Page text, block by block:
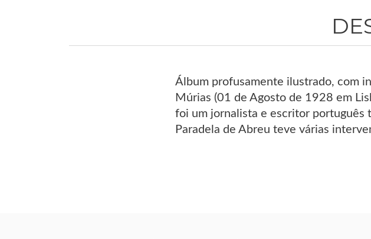
Álbum profusamente ilustrado, com
Múrias (01 de Agosto de 1928 em
foi um jornalista e escritor português
Paradela de Abreu teve várias